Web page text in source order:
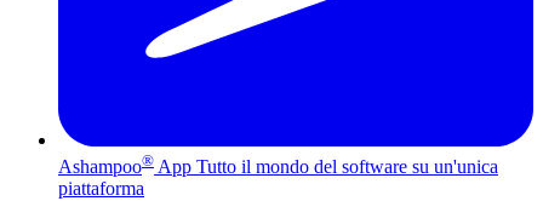
Ashampoo® App Tutto il mondo del software su un'unica
piattaforma